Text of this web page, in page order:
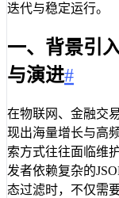
迭代与稳定运行。
一、背景引
与演进#
在物联网、金融交
现出海量增长与高
索方式往往面临维
发者依赖复杂的
态过滤时，不仅需